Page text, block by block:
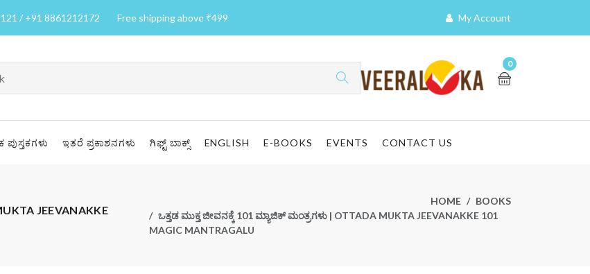
/ +91 8861212172 Free shipping above ₹499 My Account
0
ಇತರೆ ಪ್ರಕಾಶನಗಳು ಗಿಫ್ಟ್ ಬಾಕ್ಸ್ ENGLISH E-BOOKS EVENTS CONTACT US
JEEVANAKKE
HOME
BOOKS
ಒತ್ತಡ ಮುಕ್ತ ಜೀವನಕ್ಕೆ 101 ಮ್ಯಾಜಿಕ್ ಮಂತ್ರಗಳು | OTTADA MUKTA JEEVANAKKE 101
MAGIC MANTRAGALU